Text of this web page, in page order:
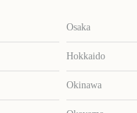
Osaka
Hokkaido
Okinawa